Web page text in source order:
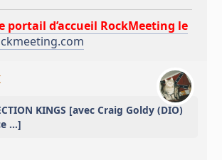
portail d’accueil RockMeeting le
KINGS [avec Craig Goldy (DIO)
...]